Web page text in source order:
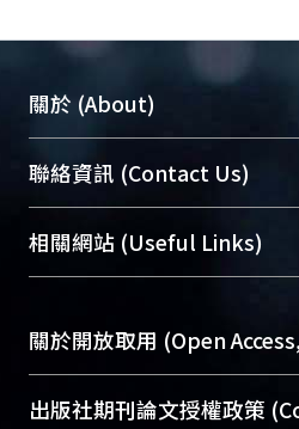
關於 (About)
臺大位居世界頂尖大學之列
展現本校豐碩的研究成果及
機構典藏（NTUR）與學術
台，成為臺大學術典藏NTU
成果。
To permanently archive
profiles and scholarly
聯絡資訊 (Contact Us)
總館學科館員(Main Library)
醫學圖書館學科館員
Sciences Library)
相關網站 (Useful Links)
關於開放取用 (Open
開放取用是從使用者角度提
出版社期刊論文授權政策